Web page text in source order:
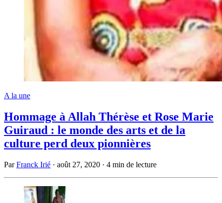
A la une
Hommage à Allah Thérèse et Rose Marie
Guiraud : le monde des arts et de la
culture perd deux pionnières
ParFranck Irié · août 27, 2020 · 4 min de lecture